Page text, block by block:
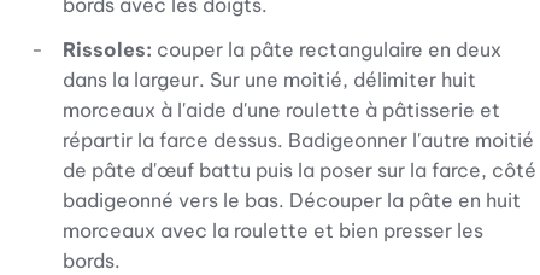
bords avec les doigts.
Rissoles: couper la pâte rectangulaire en deux
dans la largeur. Sur une moitié, délimiter huit
morceaux à l'aide d'une roulette à pâtisserie et
répartir la farce dessus. Badigeonner l'autre moitié
de pâte d'œuf battu puis la poser sur la farce, côté
badigeonné vers le bas. Découper la pâte en huit
morceaux avec la roulette et bien presser les
bords.